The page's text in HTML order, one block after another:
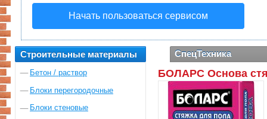
Начать пользоваться сервисом
Строительные материалы
Бетон / раствор
Блоки перегородочные
Блоки стеновые
СпецТехника
БОЛАРС Основа